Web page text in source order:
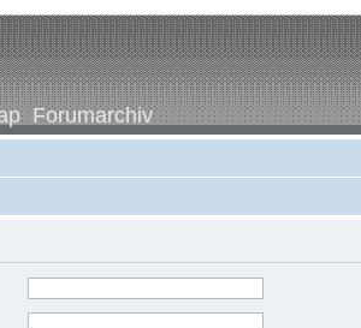
Forumarchiv